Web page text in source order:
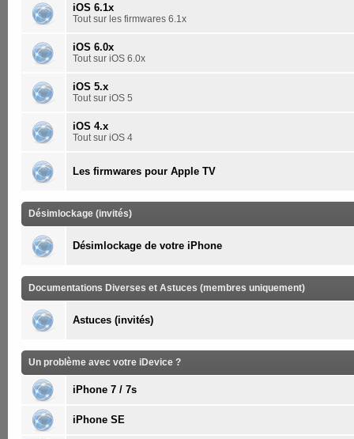
iOS 6.1x
Tout sur les firmwares 6.1x
iOS 6.0x
Tout sur iOS 6.0x
iOS 5.x
Tout sur iOS 5
iOS 4.x
Tout sur iOS 4
Les firmwares pour Apple TV
Désimlockage (invités)
Désimlockage de votre iPhone
Documentations Diverses et Astuces (membres uniquement)
Astuces (invités)
Un problème avec votre iDevice ?
iPhone 7 / 7s
iPhone SE